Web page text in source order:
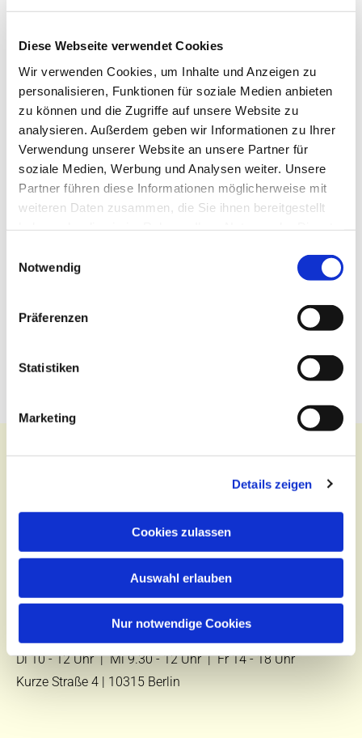
Diese Webseite verwendet Cookies
Wir verwenden Cookies, um Inhalte und Anzeigen zu
personalisieren, Funktionen für soziale Medien anbieten
zu können und die Zugriffe auf unsere Website zu
analysieren. Außerdem geben wir Informationen zu Ihrer
Verwendung unserer Website an unsere Partner für
soziale Medien, Werbung und Analysen weiter. Unsere
Partner führen diese Informationen möglicherweise mit
weiteren Daten zusammen, die Sie ihnen bereitgestellt
Notwendig
Präferenzen
Statistiken
Marketing
Details zeigen
Cookies zulassen
Auswahl erlauben
Nur notwendige Cookies
Kontakt
Tel.:
E-Mail:kontakt@st-hildegard-von-bingen.de
Di 10 - 12 Uhr |Mi 9.30 - 12 Uhr |Fr 14 - 18 Uhr
Kurze Straße 4 | 10315 Berlin